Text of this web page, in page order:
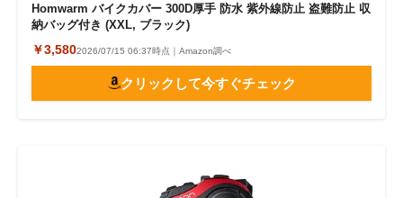
Homwarm バイクカバー 300D厚手 防水 紫外線防止 盗難防止 収
納バッグ付き (XXL, ブラック)
￥3,5802026/07/15 06:37時点｜Amazon調べ
クリックして今すぐチェック